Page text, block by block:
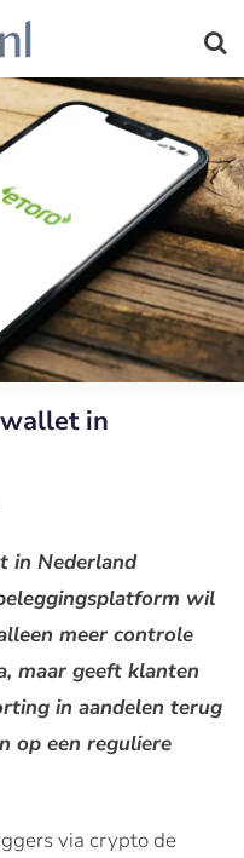
in
in Nederland
wil
meer controle
maar geeft klanten
in aandelen terug
op een reguliere
via crypto de